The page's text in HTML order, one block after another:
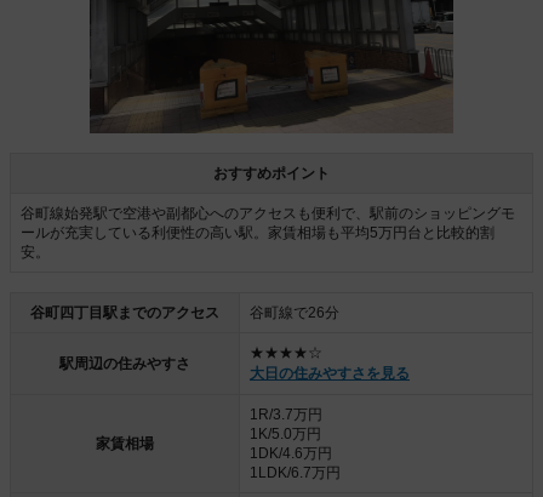
おすすめポイント
谷町線始発駅で空港や副都心へのアクセスも便利で、駅前のショッピングモ
ールが充実している利便性の高い駅。家賃相場も平均5万円台と比較的割
安。
谷町四丁目駅までのアクセス 谷町線で26分
駅周辺の住みやすさ
★★★★☆
大日の住みやすさを見る
家賃相場
1R/3.7万円
1K/5.0万円
1DK/4.6万円
1LDK/6.7万円